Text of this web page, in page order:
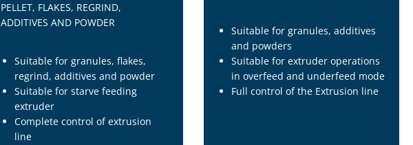
PELLET, FLAKES, REGRIND,
ADDITIVES AND POWDER
Suitable for granules, flakes,
regrind, additives and powder
Suitable for starve feeding
extruder
Complete control of extrusion
line
Suitable for granules, additives
and powders
Suitable for extruder operations
in overfeed and underfeed mode
Full control of the Extrusion line